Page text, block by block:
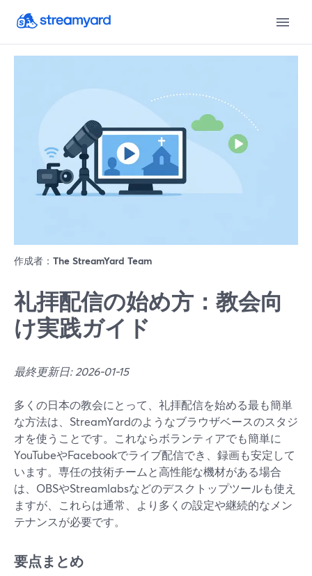
作成者： The StreamYard Team
礼拝配信の始め方：教会向
け実践ガイド
最終更新日: 2026-01-15
多くの日本の教会にとって、礼拝配信を始める最も簡単
な方法は、StreamYardのようなブラウザベースのスタジ
オを使うことです。これならボランティアでも簡単に
YouTubeやFacebookでライブ配信でき、録画も安定して
います。専任の技術チームと高性能な機材がある場合
は、OBSやStreamlabsなどのデスクトップツールも使え
ますが、これらは通常、より多くの設定や継続的なメン
テナンスが必要です。
要点まとめ